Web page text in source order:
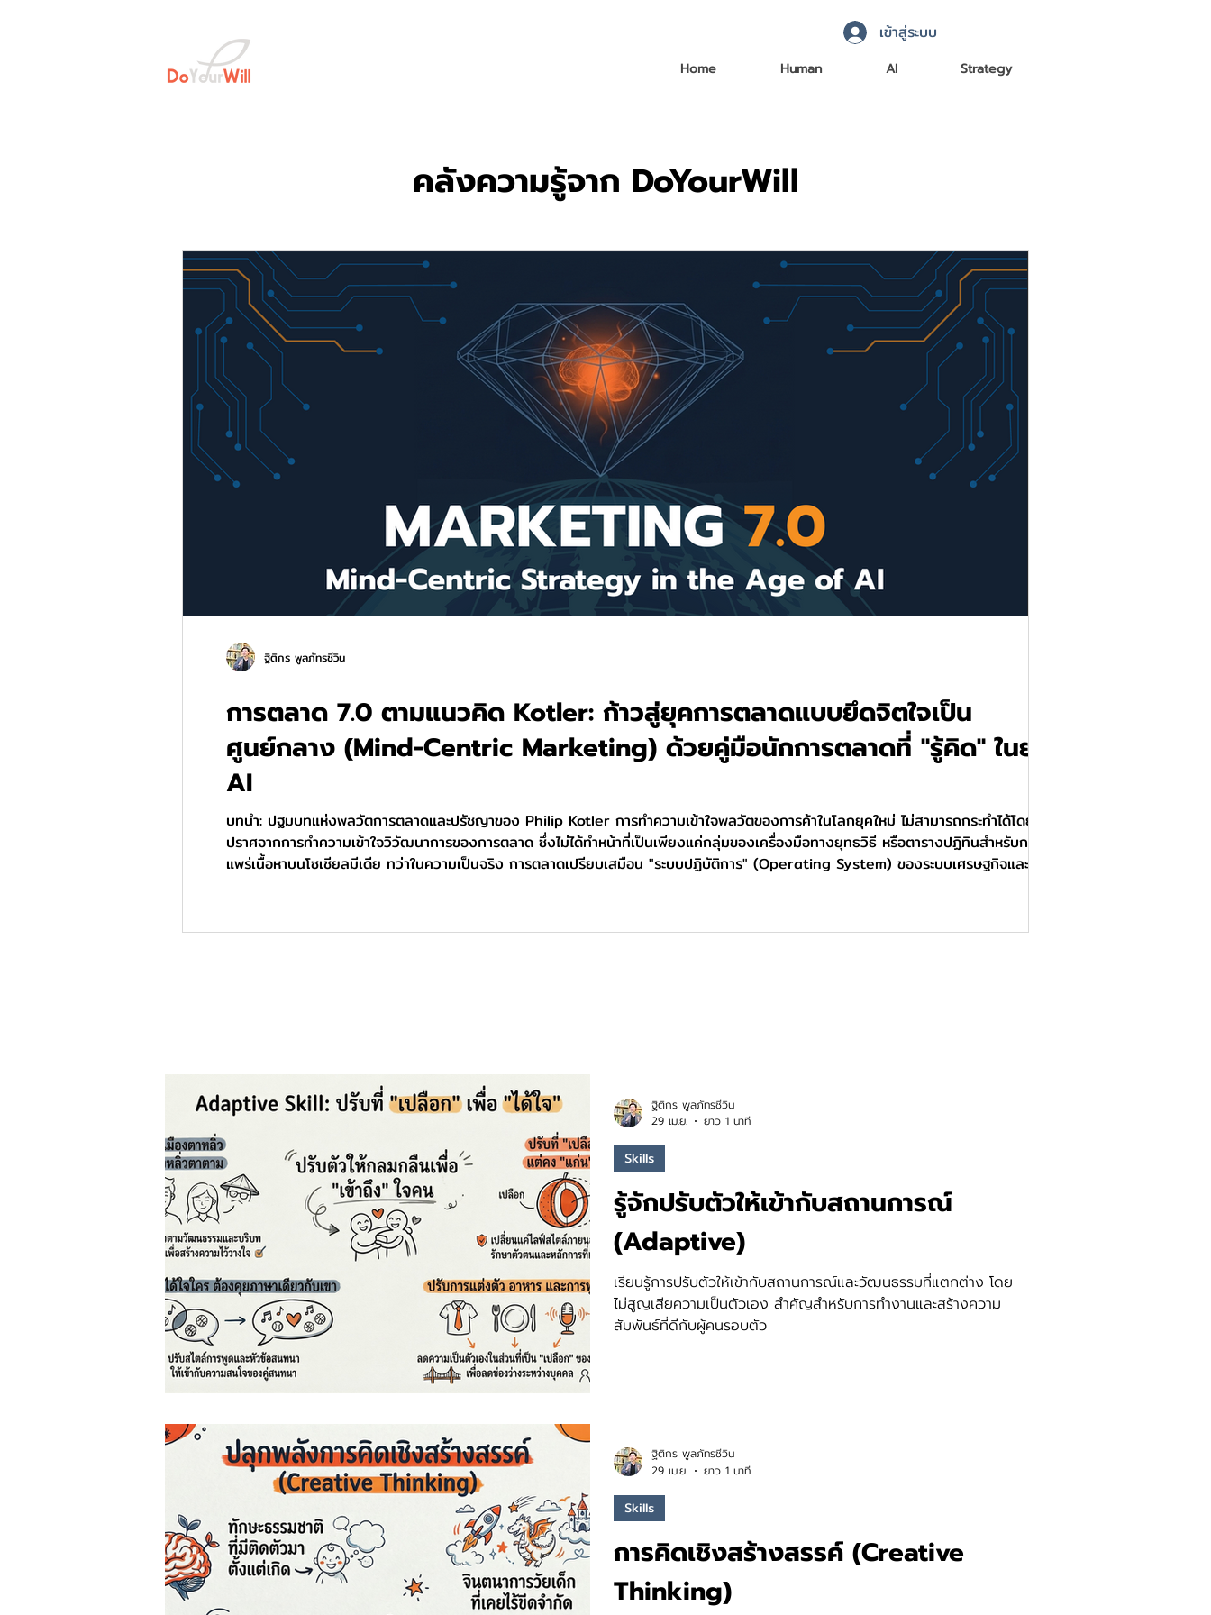
เข้าสู่ระบบ
Home Human AI Strategy
คลังความรู้จาก DoYourWill
การตลาด 7.0 ตามแนวคิด Kotler: ก้าวสู่ยุคการตลาดแบบยึดจิตใจเป็น
ศูนย์กลาง (Mind-Centric Marketing) ด้วยคู่มือนักการตลาดที่ "รู้คิด" ในยุค
AI
บทนำ: ปฐมบทแห่งพลวัตการตลาดและปรัชญาของ Philip Kotler การทำความเข้าใจพลวัตของการค้าในโลกยุคใหม่ ไม่สามารถกระทำได้โดย
ปราศจากการทำความเข้าใจวิวัฒนาการของการตลาด ซึ่งไม่ได้ทำหน้าที่เป็นเพียงแค่กลุ่มของเครื่องมือทางยุทธวิธี หรือตารางปฏิทินสำหรับการเผย
แพร่เนื้อหาบนโซเชียลมีเดีย ทว่าในความเป็นจริง การตลาดเปรียบเสมือน "ระบบปฏิบัติการ" (Operating System) ของระบบเศรษฐกิจและการ
ฐิติกร พูลภัทรชีวิน
รู้จักปรับตัวให้เข้ากับสถานการณ์
(Adaptive)
เรียนรู้การปรับตัวให้เข้ากับสถานการณ์และวัฒนธรรมที่แตกต่าง โดย
ไม่สูญเสียความเป็นตัวเอง สำคัญสำหรับการทำงานและสร้างความ
สัมพันธ์ที่ดีกับผู้คนรอบตัว
Skills
ฐิติกร พูลภัทรชีวิน
29 เม.ย.
ยาว 1 นาที
การคิดเชิงสร้างสรรค์ (Creative
Thinking)
Skills
ฐิติกร พูลภัทรชีวิน
29 เม.ย.
ยาว 1 นาที